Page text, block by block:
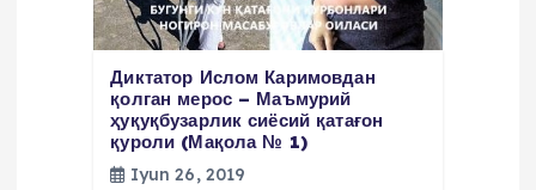
Диктатор Ислом Каримовдан
қолган мерос – Маъмурий
ҳуқуқбузарлик сиёсий қатағон
қуроли (Мақола № 1)
Iyun 26, 2019